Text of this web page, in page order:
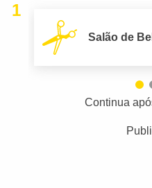
1
Salão de
Continua